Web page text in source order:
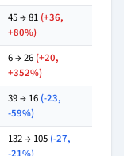
45 → 81 (+36,
+80%)
6 → 26 (+20,
+352%)
39 → 16 (-23,
-59%)
132 → 105 (-27,